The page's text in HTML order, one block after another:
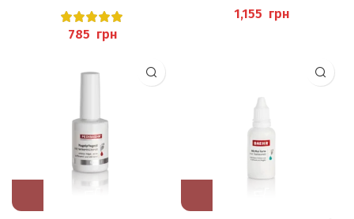
ПАРОСТКАМИ ПШЕНИЦІ
грн
ІОНАМИ СРІБЛА 125МЛ
PEDIBAEHR
грн